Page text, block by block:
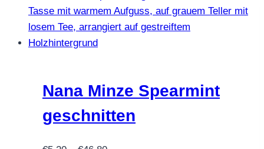
mehrere
Varianten
können
auf
Nana Minze Spearmint
geschnitten